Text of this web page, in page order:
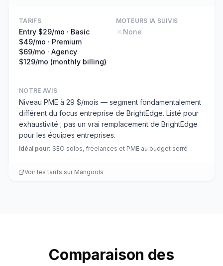
TARIFS
Entry $29/mo · Basic
$49/mo · Premium
$69/mo · Agency
$129/mo (monthly billing)
MOTEURS IA SUIVIS
None
NOTRE AVIS
Niveau PME à 29 $/mois — segment fondamentalement
différent du focus entreprise de BrightEdge. Listé pour
exhaustivité ; pas un vrai remplacement de BrightEdge
pour les équipes entreprises.
Idéal pour: SEO solos, freelances et PME au budget serré
Voir les tarifs sur Mangools
Comparaison des